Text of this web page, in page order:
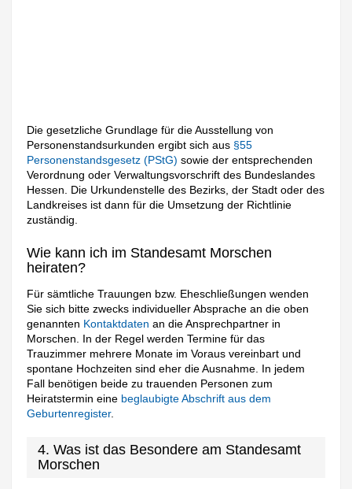
Die gesetzliche Grundlage für die Ausstellung von
Personenstandsurkunden ergibt sich aus §55
Personenstandsgesetz (PStG)sowie der entsprechenden
Verordnung oder Verwaltungsvorschrift des Bundeslandes
Hessen. Die Urkundenstelle des Bezirks, der Stadt oder des
Landkreises ist dann für die Umsetzung der Richtlinie
zuständig.
Wie kann ich im Standesamt Morschen
heiraten?
Für sämtliche Trauungen bzw. Eheschließungen wenden
Sie sich bitte zwecks individueller Absprache an die oben
genannten Kontaktdaten an die Ansprechpartner in
Morschen. In der Regel werden Termine für das
Trauzimmer mehrere Monate im Voraus vereinbart und
spontane Hochzeiten sind eher die Ausnahme. In jedem
Fall benötigen beide zu trauenden Personen zum
Heiratstermin eine beglaubigte Abschrift aus dem
Geburtenregister.
4. Was ist das Besondere am Standesamt
Morschen